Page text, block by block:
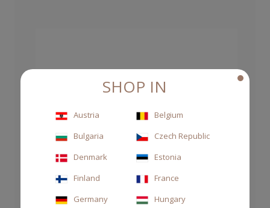
SHOP IN
Austria
Belgium
Bulgaria
Czech Republic
Denmark
Estonia
Finland
France
Germany
Hungary